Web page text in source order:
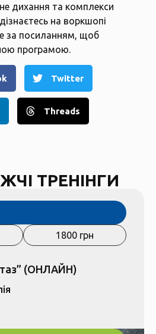
дихання та комплекси
на воркшопі
за посиланням, щоб
програмою.
Twitter
Threads
ТРЕНІНГИ
1800 грн
(ОНЛАЙН)